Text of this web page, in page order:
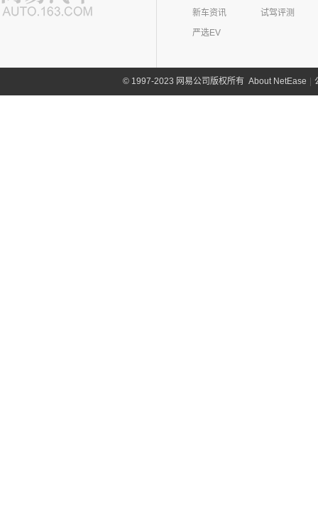
新车资讯
试驾评测
严选EV
©1997-2023 网易公司版权所有 About NetEase